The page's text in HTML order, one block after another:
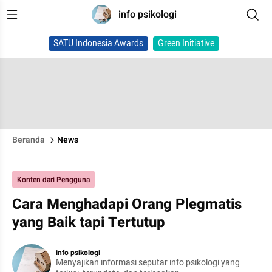
info psikologi
SATU Indonesia Awards Green Initiative
Beranda News
Konten dari Pengguna
Cara Menghadapi Orang Plegmatis
yang Baik tapi Tertutup
info psikologi
Menyajikan informasi seputar info psikologi yang